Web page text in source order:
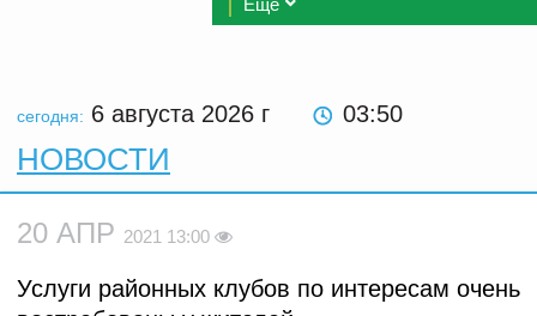
сегодня: 6 августа 2026 г 03:50
НОВОСТИ
20 АПР 2021 13:00
Услуги районных клубов по интересам очень